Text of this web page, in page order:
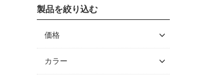
バイクパッキング/アクセサリ
ー
サドルバッグ
パニアバッグ
レインウェア
サイクルウェア（メンズ）
製品を絞り込む
価格
～ \5,000
\5,001 ～ 10,000
カラー